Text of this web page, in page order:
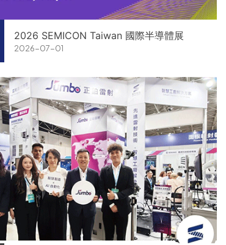
2026 SEMICON Taiwan 國際半導體展
2026-07-01